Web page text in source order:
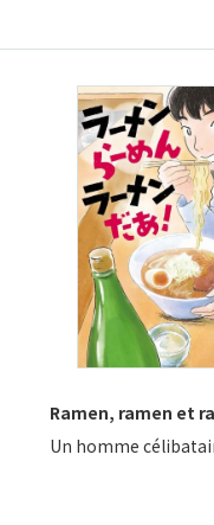
Ramen, ramen et
Un homme